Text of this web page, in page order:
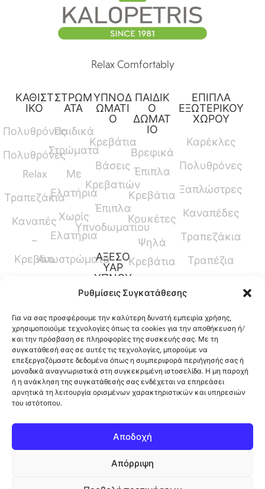
Ρυθμίσεις Συγκατάθεσης
Για να σας προσφέρουμε την καλύτερη δυνατή εμπειρία χρήσης,
χρησιμοποιούμε τεχνολογίες όπως τα cookies για την αποθήκευση ή/
και την πρόσβαση σε πληροφορίες της συσκευής σας. Με τη
συγκατάθεσή σας σε αυτές τις τεχνολογίες, μπορούμε να
επεξεργαζόμαστε δεδομένα όπως η συμπεριφορά περιήγησής σας ή
μοναδικά αναγνωριστικά στη συγκεκριμένη ιστοσελίδα. Η μη παροχή
ή η ανάκληση της συγκατάθεσής σας ενδέχεται να επηρεάσει
αρνητικά τη λειτουργία ορισμένων χαρακτηριστικών και υπηρεσιών
του ιστότοπου.
Αποδοχή
Απόρριψη
Relax Comfortably
ΚΑΘΙΣΤ
ΙΚΟ
Πολυθρόνες
Πολυθρόνες
Relax
Τραπεζάκια
Καναπές
–
Κρεβάτι
ΣΤΡΩΜ
ΑΤΑ
Παιδικά
Στρώματα
Με
Ελατήρια
Χωρίς
Ελατήρια
Ανωστρώματα
ΥΠΝΟΔ
ΩΜΑΤΙ
Ο
Κρεβάτια
Βάσεις
Κρεβατιών
Έπιπλα
Υπνοδωματίου
ΑΞΕΣΟ
ΥΑΡ
ΥΠΝΟΥ
Παπλώματα
Μαξιλάρια
Προστατευτικά
Καλύμματα
ΠΑΙΔΙΚ
Ο
ΔΩΜΑΤ
ΙΟ
Βρεφικά
Έπιπλα
Κρεβάτια
Κουκέτες
Ψηλά
Κρεβάτια
Ύψους
Γραφεία
ΕΠΙΠΛΑ
ΕΞΩΤΕΡΙΚΟΥ
ΧΩΡΟΥ
Καρέκλες
Πολυθρόνες
Ξαπλώστρες
Καναπέδες
Τραπεζάκια
Τραπέζια
12ο Χλμ. Ρόδου-Λίνδου, Φαληράκι, Ρόδος,
Ελλάδα